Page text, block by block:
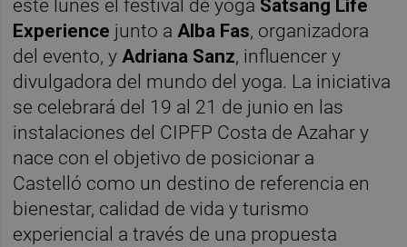
este lunes el festival de yoga Satsang Life
Experience junto aAlba Fas, organizadora
del evento, yAdriana Sanz, influencer y
divulgadora del mundo del yoga. La iniciativa
se celebrará del 19 al 21 de junio en las
instalaciones del CIPFP Costa de Azahar y
nace con el objetivo de posicionar a
Castelló como un destino de referencia en
bienestar, calidad de vida y turismo
experiencial a través de una propuesta